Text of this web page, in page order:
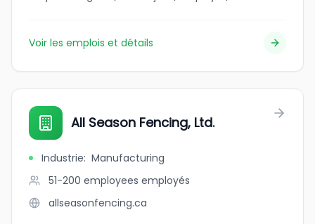
Voir les emplois et détails
All Season Fencing, Ltd.
Industrie: Manufacturing
51-200 employees employés
allseasonfencing.ca